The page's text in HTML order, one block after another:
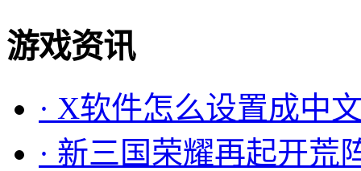
游戏资讯
· X软件怎么设置成中
· 新三国荣耀再起开荒